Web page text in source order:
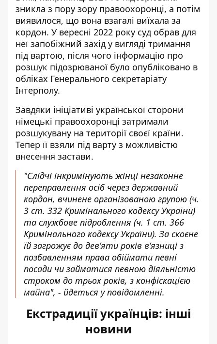
зникла з пору зору правоохоронці, а потім
виявилося, що вона взагалі виїхала за
кордон. У вересні 2022 року суд обрав для
неї запобіжний захід у вигляді тримання
під вартою, після чого інформацію про
розшук підозрюваної було опубліковано в
обліках Генерального секретаріату
Інтерполу.
Завдяки ініціативі української сторони
німецькі правоохоронці затримали
розшукувану на території своєї країни.
Тепер її взяли під варту з можливістю
внесення застави.
"Слідчі інкримінують жінці незаконне
переправлення осіб через державний
кордон, вчинене організованою групою (ч.
3 ст. 332 Кримінального кодексу України)
та службове підроблення (ч. 1 ст. 366
Кримінального кодексу України). За скоєне
їй загрожує до дев’яти років в’язниці з
позбавленням права обіймати певні
посади чи займатися певною діяльністю
строком до трьох років, з конфіскацією
майна", - йдеться у повідомленні.
Екстрадиції українців: інші
новини